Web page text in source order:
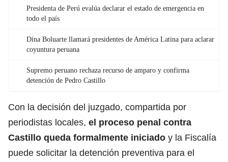
Presidenta de Perú evalúa declarar el estado de emergencia en
todo el país
Dina Boluarte llamará presidentes de América Latina para aclarar
coyuntura peruana
Supremo peruano rechaza recurso de amparo y confirma
detención de Pedro Castillo
Con la decisión del juzgado, compartida por
periodistas locales, el proceso penal contra
Castillo queda formalmente iniciado y la Fiscalía
puede solicitar la detención preventiva para el